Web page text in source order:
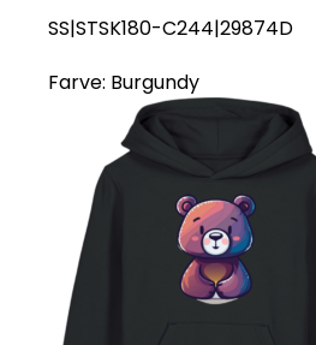
SS|STSK180-C244|29874D
Farve: Burgundy